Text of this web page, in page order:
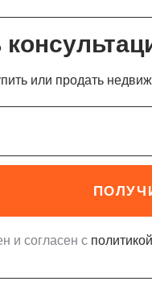
или продать
и согласен с